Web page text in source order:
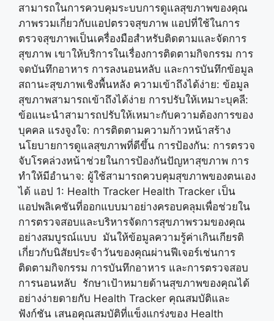
สามารถในการควบคุมระบบการดูแลสุขภาพของคุณ
ภาพรวมเกี่ยวกับแอปตรวจสุขภาพ แอปที่ใช้ในการ
ตรวจสุขภาพเป็นเครื่องมือสำหรับติดตามและจัดการ
สุขภาพ เขาให้บริการในเรื่องการติดตามกิจกรรม การ
จดบันทึกอาหาร การลงนอนหลับ และการบันทึกข้อมูล
สถานะสุขภาพเชิงพื้นหลัง ความเข้าถึงได้ง่าย: ข้อมูล
สุขภาพสามารถเข้าถึงได้ง่าย การปรับให้เหมาะบุคลี:
ข้อแนะนำสามารถปรับให้เหมาะกับความต้องการของ
บุคคล แรงจูงใจ: การติดตามความก้าวหน้าสร้าง
นโยบายการดูแลสุขภาพที่ดีขึ้น การป้องกัน: การตรวจ
จับโรคล่วงหน้าช่วยในการป้องกันปัญหาสุขภาพ การ
ทำให้มีอำนาจ: ผู้ใช้สามารถควบคุมสุขภาพของตนเอง
ได้ แอป 1: Health Tracker Health Tracker เป็น
แอปพลิเคชันที่ออกแบบมาอย่างครอบคลุมเพื่อช่วยใน
การตรวจสอบและบริหารจัดการสุขภาพรวมของคุณ
อย่างสมบูรณ์แบบ มันให้ข้อมูลความรู้ค่าเกินเกียรติ
เกี่ยวกับนิสัยประจำวันของคุณผ่านฟีเจอร์เช่นการ
ติดตามกิจกรรม การบันทึกอาหาร และการตรวจสอบ
การนอนหลับ รักษาเป้าหมายด้านสุขภาพของคุณได้
อย่างง่ายดายกับ Health Tracker คุณสมบัติและ
ฟังก์ชัน เสนอคุณสมบัติที่แข็งแกร่งของ Health